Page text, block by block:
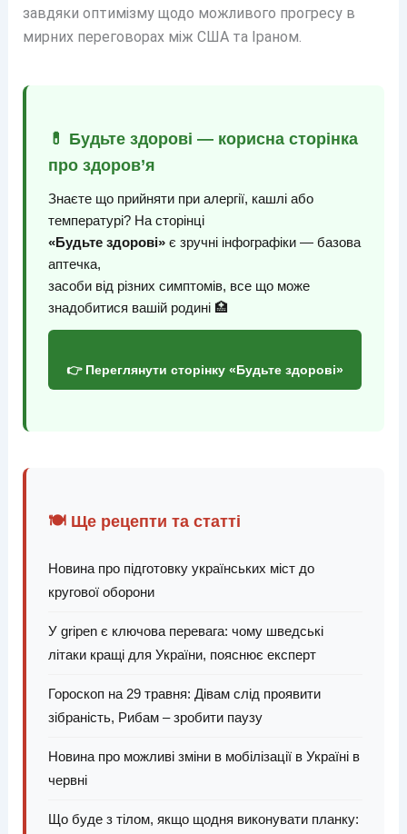
завдяки оптимізму щодо можливого прогресу в
мирних переговорах між США та Іраном.
💊 Будьте здорові — корисна сторінка
про здоров’я
Знаєте що прийняти при алергії, кашлі або
температурі? На сторінці
«Будьте здорові»є зручні інфографіки — базова
аптечка,
засоби від різних симптомів, все що може
знадобитися вашій родині 🏥
👉 Переглянути сторінку «Будьте здорові»
🍽️ Ще рецепти та статті
Новина про підготовку українських міст до
кругової оборони
У gripen є ключова перевага: чому шведські
літаки кращі для України, пояснює експерт
Гороскоп на 29 травня: Дівам слід проявити
зібраність, Рибам – зробити паузу
Новина про можливі зміни в мобілізації в Україні в
червні
Що буде з тілом, якщо щодня виконувати планку: